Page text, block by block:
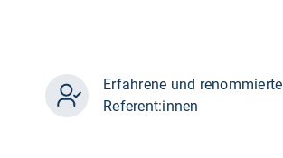
Erfahrene und renommierte
Referent:innen